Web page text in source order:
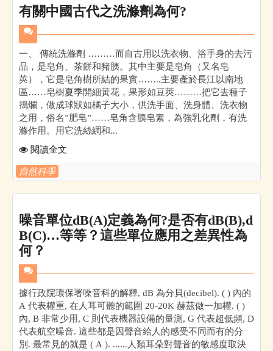
有關中國古代之洗滌劑為何?
一、 傳統洗滌劑 ………而自古用以洗衣物、浴手身的去污
品，是皂角、茶餅和豬胰。其中主要是皂角（又名皂
莢），它是皂角樹所結的果實……..主要產於長江以南地
區……皂樹夏季開細黃花，果形如豆莢………把它去種子
搗爛，做成球狀如橘子大小，供洗手面、洗身體、洗衣物
之用，俗名”肥皂”……皂角含胰皂素，為強乳化劑，有洗
滌作用。用它洗絲綢和...
閱讀全文
自然科學
噪音單位dB(A)定義為何?是否有dB(B),d
B(C)…等等？這些單位應用之差異性為
何？
據行政院環保署噪音科的解釋, dB 為分貝(decibel). ( ) 內的
A 代表權重, 在人耳可聽的範圍 20-20K 赫茲做一加權. ( )
內, B 非常少用, C 則代表機器設備的量測, G 代表超低頻, D
代表航空噪音. 這些都是因聲音給人的感受不同而有的分
別. 最常見的就是 ( A ). ......人類耳朵對聲音的敏感度取決